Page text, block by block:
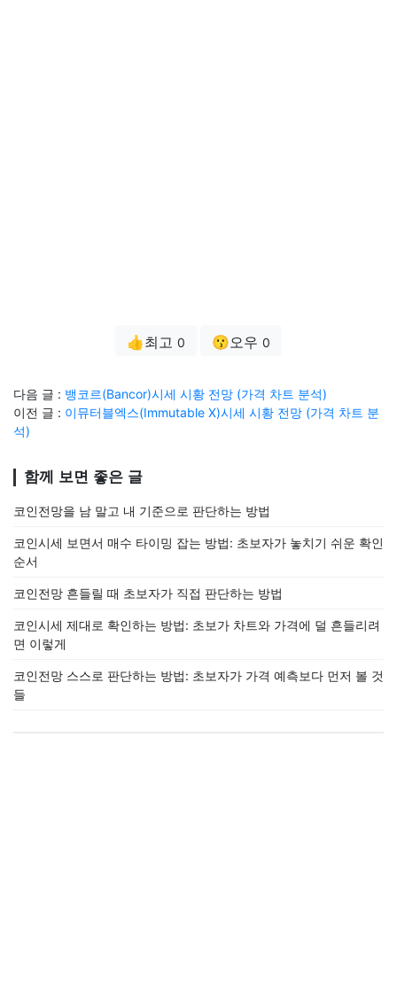
👍최고 0 😗오우 0
다음 글 : 뱅코르(Bancor)시세 시황 전망 (가격 차트 분석)
이전 글 : 이뮤터블엑스(Immutable X)시세 시황 전망 (가격 차트 분
석)
함께 보면 좋은 글
코인전망을 남 말고 내 기준으로 판단하는 방법
코인시세 보면서 매수 타이밍 잡는 방법: 초보자가 놓치기 쉬운 확인
순서
코인전망 흔들릴 때 초보자가 직접 판단하는 방법
코인시세 제대로 확인하는 방법: 초보가 차트와 가격에 덜 흔들리려
면 이렇게
코인전망 스스로 판단하는 방법: 초보자가 가격 예측보다 먼저 볼 것
들